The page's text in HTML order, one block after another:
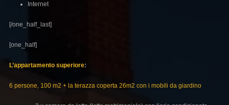
Internet
[/one_half_last]
[one_half]
L’appartamento superiore:
6 persone, 100 m2 + la terazza coperta 26m2 con i mobili da giardino